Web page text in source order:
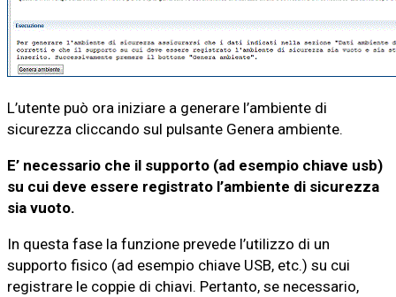
L’utente può ora iniziare a generare l’ambiente di
sicurezza cliccando sul pulsante Genera ambiente.
E’ necessario che il supporto (ad esempio chiave usb)
su cui deve essere registrato l’ambiente di sicurezza
sia vuoto.
In questa fase la funzione prevede l’utilizzo di un
supporto fisico (ad esempio chiave USB, etc.) su cui
registrare le coppie di chiavi. Pertanto, se necessario,